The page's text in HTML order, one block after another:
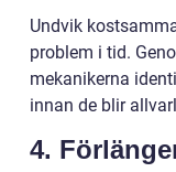
Undvik
problem i tid.
mekanikerna
innan de blir
4.